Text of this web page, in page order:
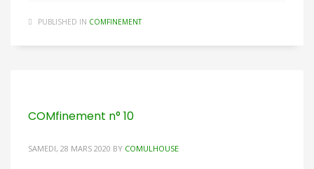
PUBLISHED IN COMFINEMENT
COMfinement n° 10
SAMEDI, 28 MARS 2020 BY COMULHOUSE